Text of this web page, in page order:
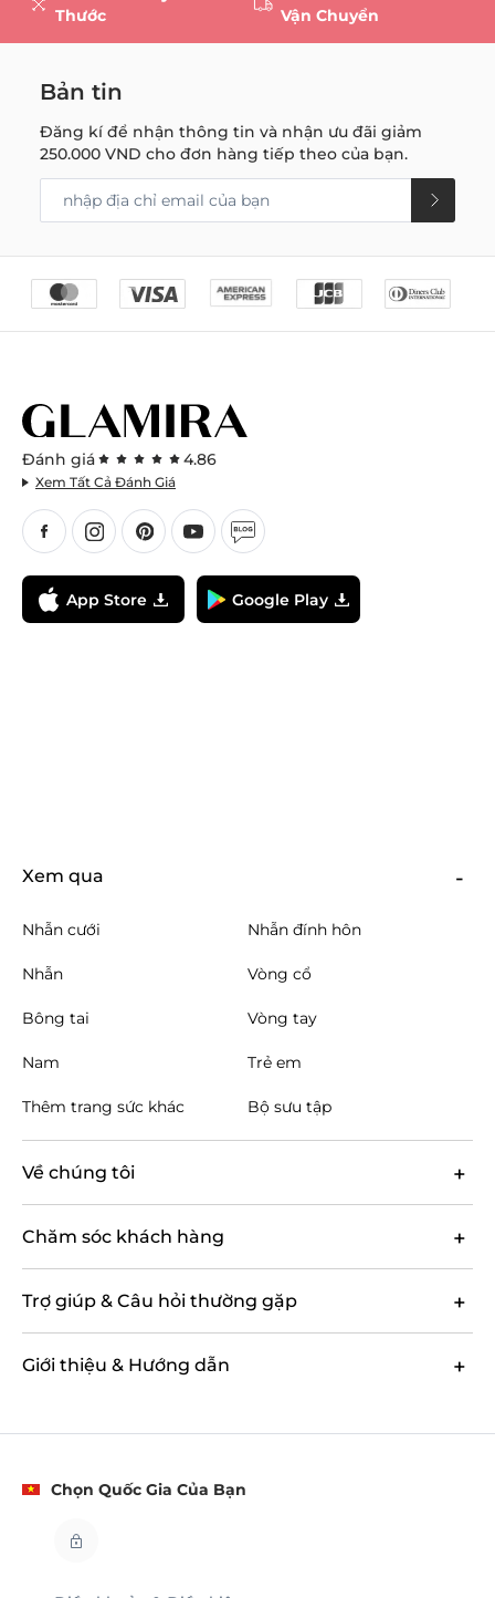
Thước
Vận Chuyển
Bản tin
Đăng kí để nhận thông tin và nhận ưu đãi giảm
250.000 VND cho đơn hàng tiếp theo của bạn.
Đánh giá 4.86
Xem Tất Cả Đánh Giá
App Store Google Play
Xem qua
Nhẫn cưới Nhẫn đính hôn
Nhẫn Vòng cổ
Bông tai Vòng tay
Nam Trẻ em
Thêm trang sức khác Bộ sưu tập
Về chúng tôi
Chăm sóc khách hàng
Trợ giúp & Câu hỏi thường gặp
Giới thiệu & Hướng dẫn
Chọn Quốc Gia Của Bạn